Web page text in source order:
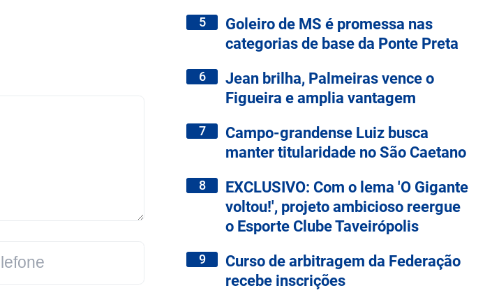
5
Goleiro de MS é promessa nas
categorias de base da Ponte Preta
6
Jean brilha, Palmeiras vence o
Figueira e amplia vantagem
7
Campo-grandense Luiz busca
manter titularidade no São Caetano
8
EXCLUSIVO: Com o lema 'O Gigante
voltou!', projeto ambicioso reergue
o Esporte Clube Taveirópolis
9
Curso de arbitragem da Federação
recebe inscrições